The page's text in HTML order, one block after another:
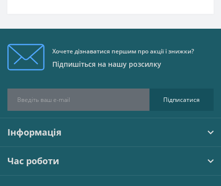
Хочете дізнаватися першим про акції і знижки?
Підпишіться на нашу розсилку
Підписатися
Інформація
Час роботи